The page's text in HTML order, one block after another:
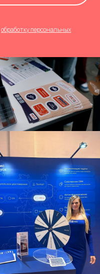
обработку персональных